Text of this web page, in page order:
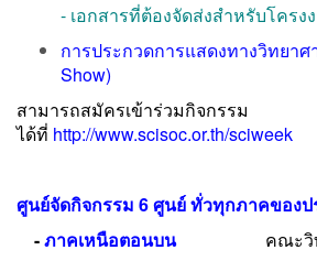
- เอกสารที่ต้องจัดส่งสำหรับโครง
การประกวดการแสดงทางวิทยาศ
Show)
สามารถสมัครเข้าร่วมกิจกรรม
ได้ที่ http://www.scisoc.or.th/sciweek
ศูนย์จัดกิจกรรม 6ศูนย์ ทั่วทุกภาคของป
-ภาคเหนือตอนบน
คณะวิ